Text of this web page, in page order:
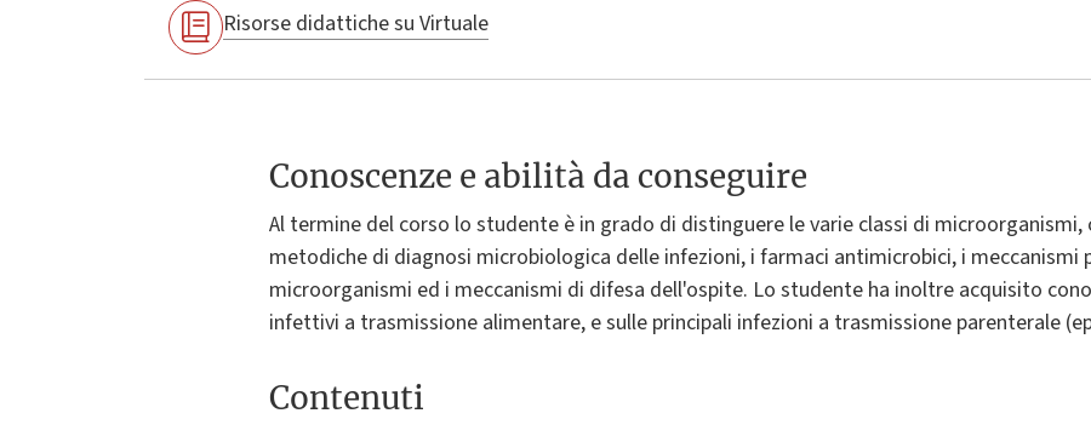
Risorse didattiche su Virtuale
Conoscenze e abilità da conseguire
Al termine del corso lo studente è in grado di distinguere le varie classi di microorganismi,
metodiche di diagnosi microbiologica delle infezioni, i farmaci antimicrobici, i meccanismi
microorganismi ed i meccanismi di difesa dell'ospite. Lo studente ha inoltre acquisito
infettivi a trasmissione alimentare, e sulle principali infezioni a trasmissione parenterale
Contenuti